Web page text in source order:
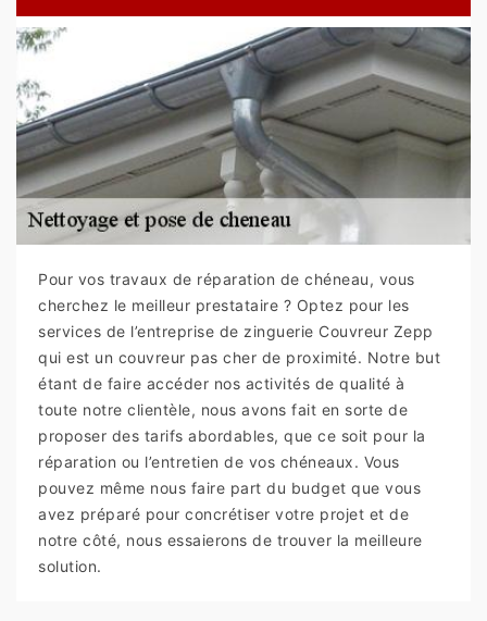
Pour vos travaux de réparation de chéneau, vous
cherchez le meilleur prestataire ? Optez pour les
services de l’entreprise de zinguerie Couvreur Zepp
qui est un couvreur pas cher de proximité. Notre but
étant de faire accéder nos activités de qualité à
toute notre clientèle, nous avons fait en sorte de
proposer des tarifs abordables, que ce soit pour la
réparation ou l’entretien de vos chéneaux. Vous
pouvez même nous faire part du budget que vous
avez préparé pour concrétiser votre projet et de
notre côté, nous essaierons de trouver la meilleure
solution.